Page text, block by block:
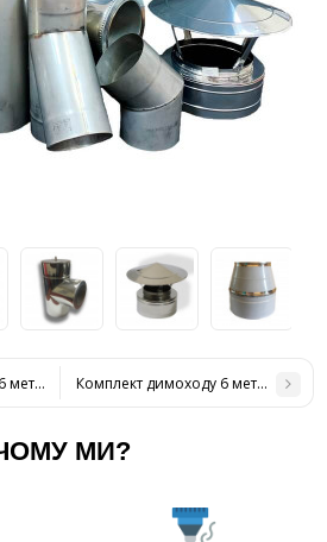
метрів нерж / нерж, 160/220 мм
Комплект димоходу 6 метрів
МИ?